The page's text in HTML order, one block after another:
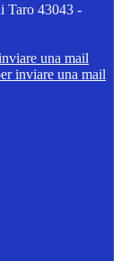
Taro 43043 -
una mail
inviare una mail